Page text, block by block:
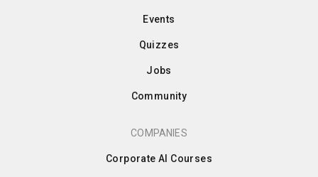
Events
Quizzes
Jobs
Community
COMPANIES
Corporate AI Courses